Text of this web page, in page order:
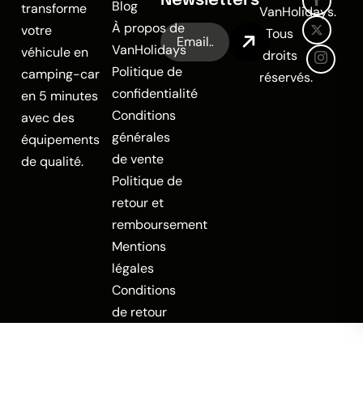
transforme
votre
véhicule en
camping-car
en 5 minutes
avec des
équipements
de qualité.
Blog
À propos de
VanHolidays
Politique de
confidentialité
Conditions
générales
de vente
Politique de
retour et
remboursement
Mentions
légales
Conditions
de retour
VanHolidays.
Tous
droits
réservés.